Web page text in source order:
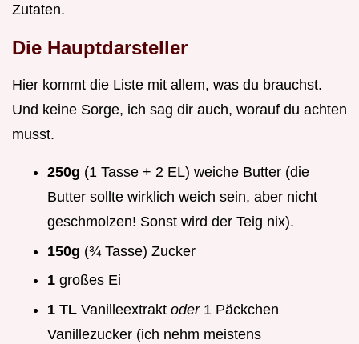
Zutaten.
Die Hauptdarsteller
Hier kommt die Liste mit allem, was du brauchst.
Und keine Sorge, ich sag dir auch, worauf du achten
musst.
250g (1 Tasse + 2 EL) weiche Butter (die
Butter sollte wirklich weich sein, aber nicht
geschmolzen! Sonst wird der Teig nix).
150g (¾ Tasse) Zucker
1 großes Ei
1 TL Vanilleextrakt oder 1 Päckchen
Vanillezucker (ich nehm meistens